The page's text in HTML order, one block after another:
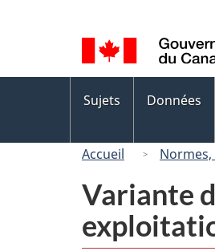
de
la
langue
des
Sujets Données
Accueil
Variante